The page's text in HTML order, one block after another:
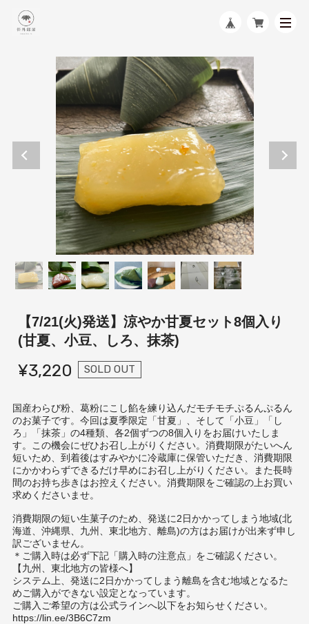
【7/21(火)発送】涼やか甘夏セット8個入り
(甘夏、小豆、しろ、抹茶)
¥3,220 SOLD OUT
国産わらび粉、葛粉にこし餡を練り込んだモチモチぷるんぷるん
のお菓子です。今回は夏季限定「甘夏」、そして「小豆」「し
ろ」「抹茶」の4種類、各2個ずつの8個入りをお届けいたしま
す。この機会にぜひお召し上がりください。消費期限がたいへん
短いため、到着後はすみやかに冷蔵庫に保管いただき、消費期限
にかかわらずできるだけ早めにお召し上がりください。また長時
間のお持ち歩きはお控えください。消費期限をご確認の上お買い
求めくださいませ。
消費期限の短い生菓子のため、発送に2日かかってしまう地域(北
海道、沖縄県、九州、東北地方、離島)の方はお届けが出来ず申し
訳ございません。
＊ご購入時は必ず下記「購入時の注意点」をご確認ください。
【九州、東北地方の皆様へ】
システム上、発送に2日かかってしまう離島を含む地域となるた
めご購入ができない設定となっています。
ご購入ご希望の方は公式ラインへ以下をお知らせください。
https://lin.ee/3B6C7zm